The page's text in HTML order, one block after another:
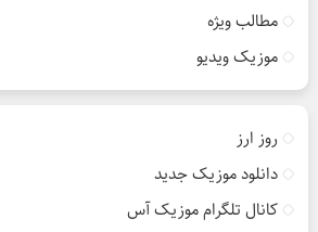
مطالب ویژه
موزیک ویدیو
روز ارز
دانلود موزیک جدید
کانال تلگرام موزیک آس